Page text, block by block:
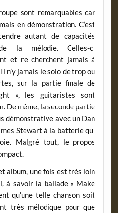
sont remarquables car
en démonstration. C’est
autant de capacités
la mélodie. Celles-ci
et ne cherchent jamais à
n’y jamais le solo de trop ou
sur la partie finale de
», les guitaristes sont
De même, la seconde partie
démonstrative avec un Dan
Stewart à la batterie qui
Malgré tout, le propos
album, une fois est très loin
à savoir la ballade « Make
qu’une telle chanson soit
très mélodique pour que